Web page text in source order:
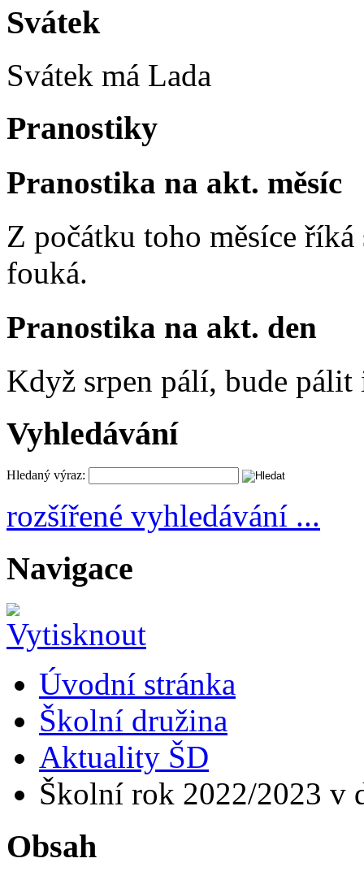
Svátek
Svátek má Lada
Pranostiky
Pranostika na akt. měsíc
Z počátku toho měsíce
fouká.
Pranostika na akt. den
Když srpen pálí, bude
Vyhledávání
Hledaný výraz:
rozšířené vyhledávání ...
Navigace
Úvodní stránka
Školní družina
Aktuality ŠD
Školní rok 2022/2023 v
Obsah